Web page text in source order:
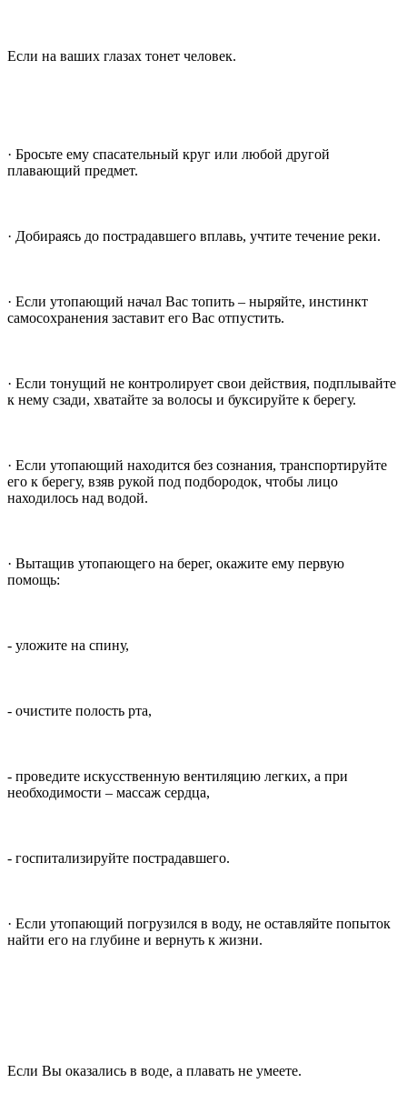
Если на ваших глазах тонет человек.
· Бросьте ему спасательный круг или любой другой
плавающий предмет.
· Добираясь до пострадавшего вплавь, учтите течение реки.
· Если утопающий начал Вас топить – ныряйте, инстинкт
самосохранения заставит его Вас отпустить.
· Если тонущий не контролирует свои действия, подплывайте
к нему сзади, хватайте за волосы и буксируйте к берегу.
· Если утопающий находится без сознания, транспортируйте
его к берегу, взяв рукой под подбородок, чтобы лицо
находилось над водой.
· Вытащив утопающего на берег, окажите ему первую
помощь:
- уложите на спину,
- очистите полость рта,
- проведите искусственную вентиляцию легких, а при
необходимости – массаж сердца,
- госпитализируйте пострадавшего.
· Если утопающий погрузился в воду, не оставляйте попыток
найти его на глубине и вернуть к жизни.
Если Вы оказались в воде, а плавать не умеете.